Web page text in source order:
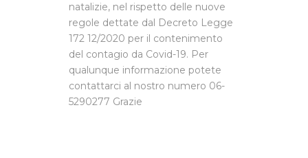
natalizie, nel rispetto delle nuove
regole dettate dal Decreto Legge
172 12/2020 per il contenimento
del contagio da Covid-19. Per
qualunque informazione potete
contattarci al nostro numero 06-
5290277 Grazie